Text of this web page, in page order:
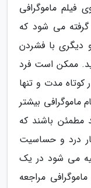
فیلم ماموگرافی
می شود که
دیگری با فشردن
ممکن است فرد
مدت و تنها
ماموگرافی بیشتر
مطمئن باشند که
درد و حساسیت
می شود در یک
مراجعه